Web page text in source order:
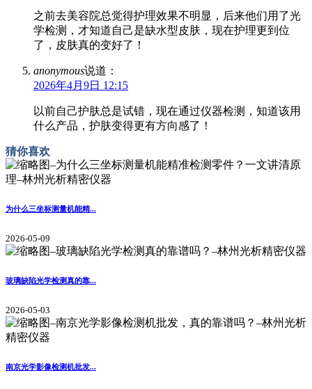
之前去美容院总觉得护理效果不明显，后来他们用了光
学检测，才知道自己是缺水型皮肤，现在护理更到位
了，皮肤真的变好了！
anonymous说道：
2026年4月9日 12:15
以前自己护肤总是试错，现在通过仪器检测，知道该用
什么产品，护肤变得更有方向感了！
猜你喜欢
为什么三坐标测量机能精...
2026-05-09
玻璃缺陷光学检测真的靠...
2026-05-03
南京光学影像检测机批发...